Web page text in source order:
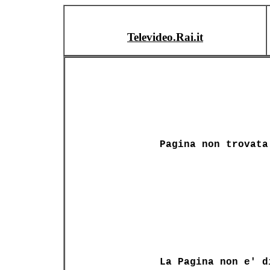
Televideo.Rai.it
Pagina non trovata
La Pagina non e'